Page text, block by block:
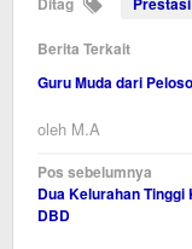
Berita Terkait
Guru Muda dari
oleh M.A
Navigasi
pos
Pos sebelumnya
Dua Kelurahan Tinggi
DBD